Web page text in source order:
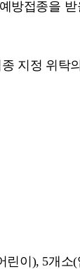
방접종을
지정 위탁
린이), 5개소